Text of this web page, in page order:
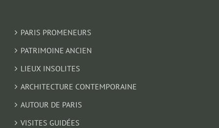
PARIS PROMENEURS
PATRIMOINE ANCIEN
LIEUX INSOLITES
ARCHITECTURE CONTEMPORAINE
AUTOUR DE PARIS
VISITES GUIDÉES